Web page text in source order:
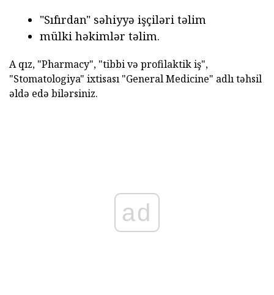
"Sıfırdan" səhiyyə işçiləri təlim
mülki həkimlər təlim.
A qız, "Pharmacy", "tibbi və profilaktik iş",
"Stomatologiya" ixtisası "General Medicine" adlı təhsil
əldə edə bilərsiniz.
ad